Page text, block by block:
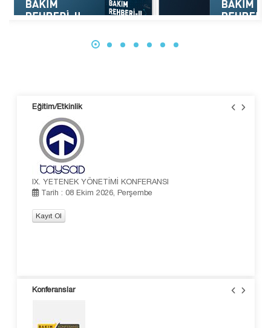
Eğitim/Etkinlik
IX. YETENEK YÖNETİMİ KONFERANSI
Tarih : 08 Ekim 2026, Perşembe
Kayıt Ol
Konferanslar